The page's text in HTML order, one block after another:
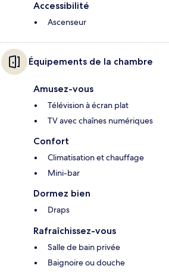
Accessibilité
Ascenseur
Équipements de la chambre
Amusez-vous
Télévision à écran plat
TV avec chaînes numériques
Confort
Climatisation et chauffage
Mini-bar
Dormez bien
Draps
Rafraîchissez-vous
Salle de bain privée
Baignoire ou douche